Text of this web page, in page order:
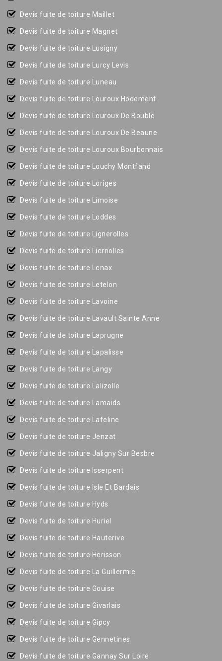
Devis fuite de toiture Maillet
Devis fuite de toiture Magnet
Devis fuite de toiture Lusigny
Devis fuite de toiture Lurcy Levis
Devis fuite de toiture Luneau
Devis fuite de toiture Louroux Hodement
Devis fuite de toiture Louroux De Bouble
Devis fuite de toiture Louroux De Beaune
Devis fuite de toiture Louroux Bourbonnais
Devis fuite de toiture Louchy Montfand
Devis fuite de toiture Loriges
Devis fuite de toiture Limoise
Devis fuite de toiture Loddes
Devis fuite de toiture Lignerolles
Devis fuite de toiture Liernolles
Devis fuite de toiture Lenax
Devis fuite de toiture Letelon
Devis fuite de toiture Lavoine
Devis fuite de toiture Lavault Sainte Anne
Devis fuite de toiture Laprugne
Devis fuite de toiture Lapalisse
Devis fuite de toiture Langy
Devis fuite de toiture Lalizolle
Devis fuite de toiture Lamaids
Devis fuite de toiture Lafeline
Devis fuite de toiture Jenzat
Devis fuite de toiture Jaligny Sur Besbre
Devis fuite de toiture Isserpent
Devis fuite de toiture Isle Et Bardais
Devis fuite de toiture Hyds
Devis fuite de toiture Huriel
Devis fuite de toiture Hauterive
Devis fuite de toiture Herisson
Devis fuite de toiture La Guillermie
Devis fuite de toiture Gouise
Devis fuite de toiture Givarlais
Devis fuite de toiture Gipcy
Devis fuite de toiture Gennetines
Devis fuite de toiture Gannay Sur Loire